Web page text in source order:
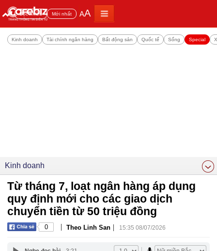
Đọc nhiều Mới nhất AA
Kinh doanh Tài chính ngân hàng Bất động sản Quốc tế Sống Special
Kinh doanh
Từ tháng 7, loạt ngân hàng áp dụng
quy định mới cho các giao dịch
chuyển tiền từ 50 triệu đồng
0 | Theo Linh San | 15:35 08/07/2026